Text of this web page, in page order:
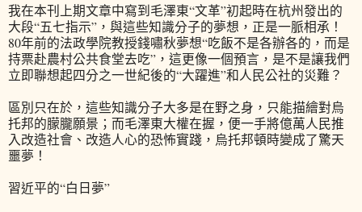
我在本刊上期文章中寫到毛澤東“文革”初起時在杭州發出的
大段“五七指示”，與這些知識分子的夢想，正是一脈相承！
80年前的法政學院教授錢嘯秋夢想“吃飯不是各辦各的，而是
持票赴農村公共食堂去吃”，這更像一個預言，是不是讓我們
立即聯想起四分之一世紀後的“大躍進”和人民公社的災難？
區別只在於，這些知識分子大多是在野之身，只能描繪對烏
托邦的朦朧願景；而毛澤東大權在握，便一手將億萬人民推
入改造社會、改造人心的恐怖實踐，烏托邦頓時變成了驚天
噩夢！
習近平的“白日夢”